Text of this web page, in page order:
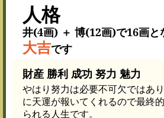
人格
井(4画) ＋ 博(12画)で16画と
大吉です
財産 勝利 成功 努力 魅力
やはり努力は必要不可欠ではあ
に天運が報いてくれるので最終
られる人生です。